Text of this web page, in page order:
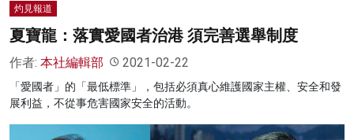
灼見報道
夏寶龍：落實愛國者治港 須完善選舉制度
作者: 本社編輯部 2021-02-22
「愛國者」的「最低標準」，包括必須真心維護國家主權、安全和發
展利益，不從事危害國家安全的活動。